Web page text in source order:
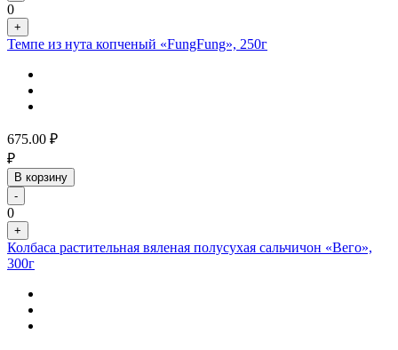
0
+
Темпе из нута копченый «FungFung», 250г
675.00 ₽
₽
В корзину
-
0
+
Колбаса растительная вяленая полусухая сальчичон «Вего»,
300г